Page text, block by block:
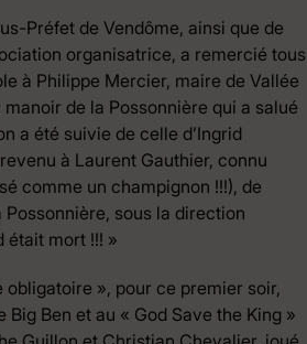
Préfet de Vendôme, ainsi que de
organisatrice, a remercié tous
à Philippe Mercier, maire de Vallée
de la Possonnière qui a salué
a été suivie de celle d’Ingrid
à Laurent Gauthier, connu
comme un champignon !!!), de
sous la direction
était mort !!! »
», pour ce premier soir,
Ben et au « God Save the King »